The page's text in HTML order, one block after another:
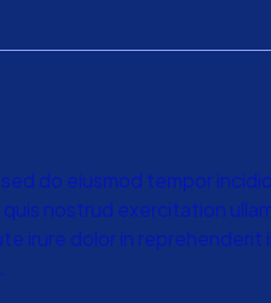
do eiusmod tempor
quis nostrud exercitation
irure dolor in reprehenderit